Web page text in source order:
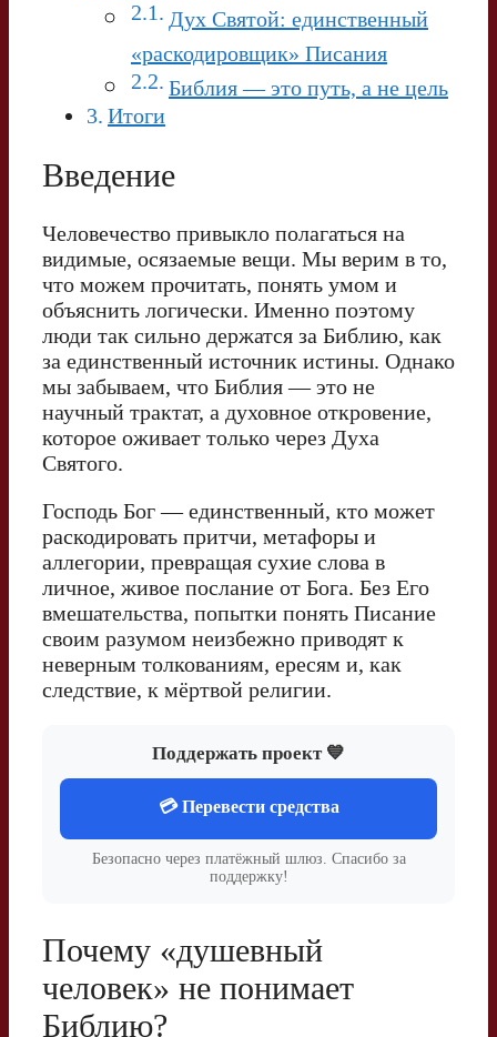
Дух Святой: единственный
«раскодировщик» Писания
Библия — это путь, а не цель
Итоги
Введение
Человечество привыкло полагаться на
видимые, осязаемые вещи. Мы верим в то,
что можем прочитать, понять умом и
объяснить логически. Именно поэтому
люди так сильно держатся за Библию, как
за единственный источник истины. Однако
мы забываем, что Библия — это не
научный трактат, а духовное откровение,
которое оживает только через Духа
Святого.
Господь Бог — единственный, кто может
раскодировать притчи, метафоры и
аллегории, превращая сухие слова в
личное, живое послание от Бога. Без Его
вмешательства, попытки понять Писание
своим разумом неизбежно приводят к
неверным толкованиям, ересям и, как
следствие, к мёртвой религии.
Поддержать проект 💙
💳 Перевести средства
Безопасно через платёжный шлюз. Спасибо за
поддержку!
Почему «душевный
человек» не понимает
Библию?